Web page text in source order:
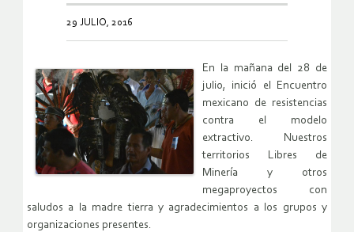
29 JULIO, 2016
En la mañana del 28 de
julio, inició el Encuentro
mexicano de resistencias
contra el modelo
extractivo. Nuestros
territorios Libres de
Minería y otros
megaproyectos con
saludos a la madre tierra y agradecimientos a los grupos y
organizaciones presentes.